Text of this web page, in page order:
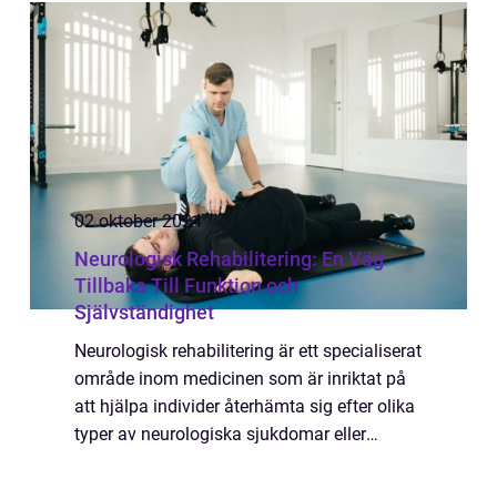
02 oktober 2024
Neurologisk Rehabilitering: En Väg
Tillbaka Till Funktion och
Självständighet
Neurologisk rehabilitering är ett specialiserat
område inom medicinen som är inriktat på
att hjälpa individer återhämta sig efter olika
typer av neurologiska sjukdomar eller